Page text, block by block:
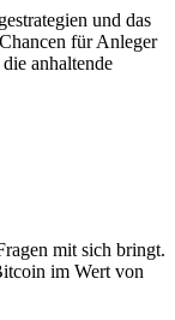
und das
für Anleger
anhaltende
mit sich bringt.
im Wert von